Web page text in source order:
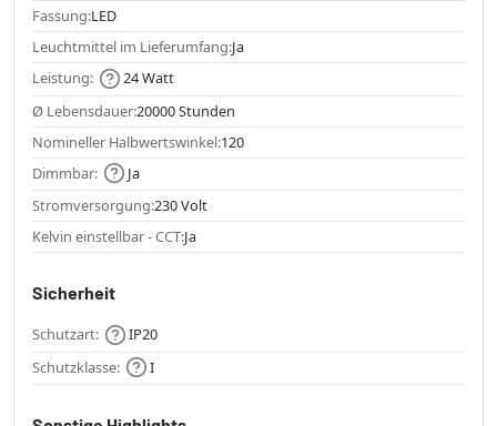
Fassung:LED
Leuchtmittel im Lieferumfang:Ja
Leistung:
24 Watt
Ø Lebensdauer:20000 Stunden
Nomineller Halbwertswinkel:120
Dimmbar:
Ja
Stromversorgung:230 Volt
Kelvin einstellbar - CCT:Ja
Sicherheit
Schutzart:
IP20
Schutzklasse:
I